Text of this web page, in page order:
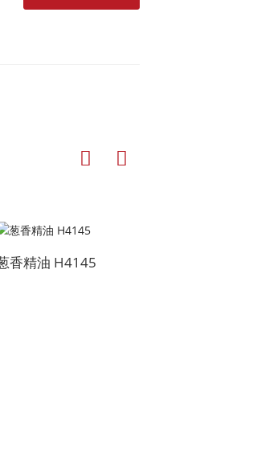
香精油 H4145